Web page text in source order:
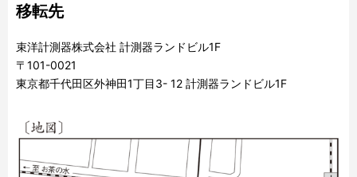
移転先
束洋計測器株式会社 計測器ランドビル1F
〒101-0021
東京都千代田区外神田1丁目3- 12 計測器ランドビル1F